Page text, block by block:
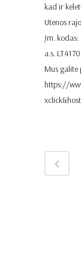
kad ir
Utenos
Įm. kodas:
a.s.
Mus galite
https://